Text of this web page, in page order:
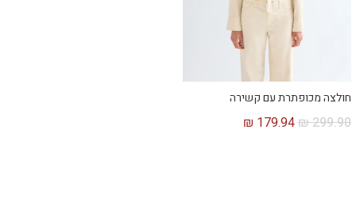
חולצה מכופתרת עם קשירה
₪299.90
₪ 179.94